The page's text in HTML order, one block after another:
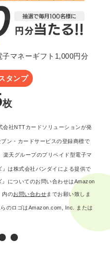
マネーギフト1,000円分
タンプ
枚
社NTTカードソリューションが発
ン・カードサービスの登録商標で
天グループのプリペイド型電子マ
は株式会社バンダイによる提供で
についてのお問い合わせはAmazon
内のお問い合わせまでお願い致しま
のロゴはAmazon.com, Inc. または